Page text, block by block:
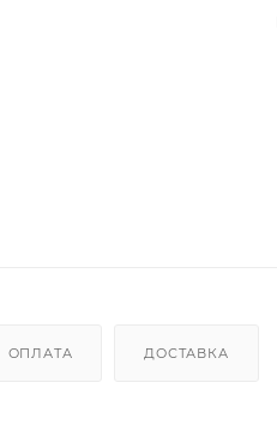
ОПЛАТА ДОСТАВКА